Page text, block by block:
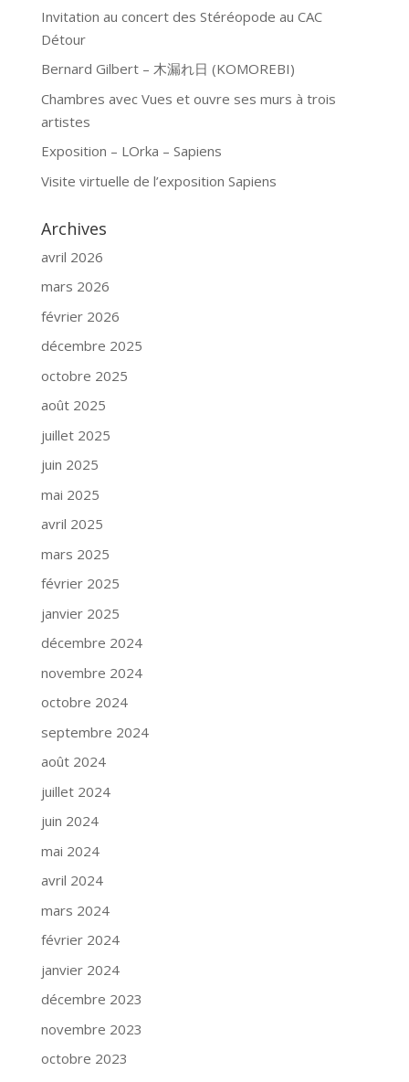
Invitation au concert des Stéréopode au CAC
Détour
Bernard Gilbert – 木漏れ日 (KOMOREBI)
Chambres avec Vues et ouvre ses murs à trois
artistes
Exposition – LOrka – Sapiens
Visite virtuelle de l’exposition Sapiens
Archives
avril 2026
mars 2026
février 2026
décembre 2025
octobre 2025
août 2025
juillet 2025
juin 2025
mai 2025
avril 2025
mars 2025
février 2025
janvier 2025
décembre 2024
novembre 2024
octobre 2024
septembre 2024
août 2024
juillet 2024
juin 2024
mai 2024
avril 2024
mars 2024
février 2024
janvier 2024
décembre 2023
novembre 2023
octobre 2023